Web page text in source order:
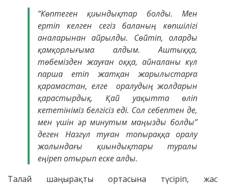
“Көптеген қиындықтар болды. Мен
ертіп келген сегіз баланың көпшілігі
аналарынан айрылды. Сөйтіп, оларды
қамқорлығыма алдым. Аштыққа,
төбемізден жауған оққа, айналаны күл
парша етіп жатқан жарылыстарға
қарамастан, елге оралудың жолдарын
қарастырдық. Қай уақытта өліп
кететініміз белгісіз еді. Сол себептен де,
мен үшін әр минутым маңызды болды”
деген Назгүл туған топыраққа оралу
жолындағы қиындықтары туралы
еңіреп отырып еске алды.
Талай шаңырақты ортасына түсіріп, жас